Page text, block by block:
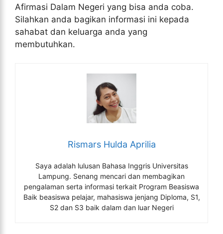
Afirmasi Dalam Negeri yang bisa anda coba.
Silahkan anda bagikan informasi ini kepada
sahabat dan keluarga anda yang
membutuhkan.
Rismars Hulda Aprilia
Saya adalah lulusan Bahasa Inggris Universitas
Lampung. Senang mencari dan membagikan
pengalaman serta informasi terkait Program Beasiswa
Baik beasiswa pelajar, mahasiswa jenjang Diploma, S1,
S2 dan S3 baik dalam dan luar Negeri